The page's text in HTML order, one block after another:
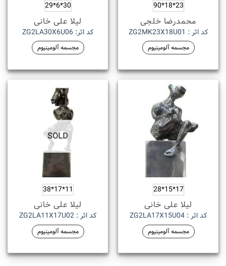
23*18*90
محمدرضا خلجی
کد اثر : ZG2MK23X18U01
مجسمه آلومینیوم
30*6*29
لیلا علی خانی
کد اثر: ZG2LA30X6U06
مجسمه آلومینیوم
17*15*28
لیلا علی خانی
کد اثر : ZG2LA17X15U04
مجسمه آلومینیوم
SOLD
11*17*38
لیلا علی خانی
کد اثر : ZG2LA11X17U02
مجسمه آلومینیوم